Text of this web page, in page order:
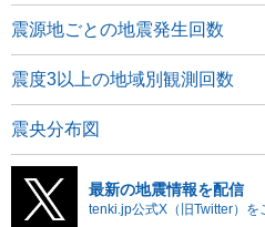
震源地ごとの地震発生回数
震度3以上の地域別観測回数
震央分布図
最新の地震情報を配信
tenki.jp公式X（旧Twitter）を